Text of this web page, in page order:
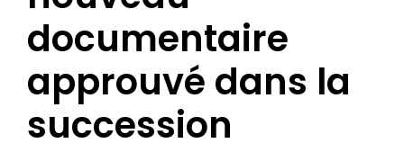
documentaire
approuvé dans la
succession